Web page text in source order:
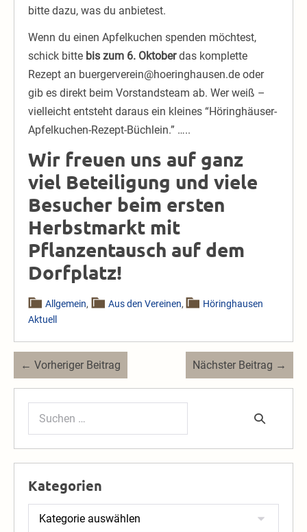
bitte dazu, was du anbietest.
Wenn du einen Apfelkuchen spenden möchtest,
schick bitte bis zum 6. Oktoberdas komplette
Rezept an buergerverein@hoeringhausen.de oder
gib es direkt beim Vorstandsteam ab. Wer weiß –
vielleicht entsteht daraus ein kleines “Höringhäuser-
Apfelkuchen-Rezept-Büchlein.” …..
Wir freuen uns auf ganz
viel Beteiligung und viele
Besucher beim ersten
Herbstmarkt mit
Pflanzentausch auf dem
Dorfplatz!
Allgemein, Aus den Vereinen,
Höringhausen
Aktuell
Beitragsnavigation
← Vorheriger Beitrag Nächster Beitrag →
Suchen
Kategorien
Kategorien